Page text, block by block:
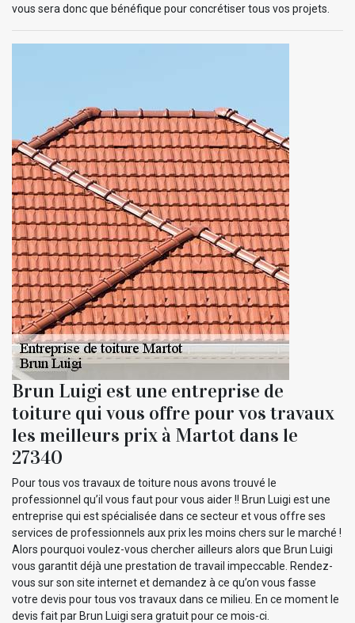
vous sera donc que bénéfique pour concrétiser tous vos projets.
Brun Luigi est une entreprise de
toiture qui vous offre pour vos travaux
les meilleurs prix à Martot dans le
27340
Pour tous vos travaux de toiture nous avons trouvé le
professionnel qu’il vous faut pour vous aider !! Brun Luigi est une
entreprise qui est spécialisée dans ce secteur et vous offre ses
services de professionnels aux prix les moins chers sur le marché !
Alors pourquoi voulez-vous chercher ailleurs alors que Brun Luigi
vous garantit déjà une prestation de travail impeccable. Rendez-
vous sur son site internet et demandez à ce qu’on vous fasse
votre devis pour tous vos travaux dans ce milieu. En ce moment le
devis fait par Brun Luigi sera gratuit pour ce mois-ci.